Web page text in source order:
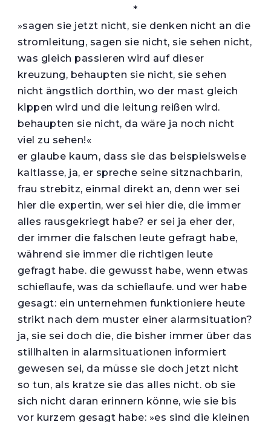
*
»sagen sie jetzt nicht, sie denken nicht an die
stromleitung, sagen sie nicht, sie sehen nicht,
was gleich passieren wird auf dieser
kreuzung, behaupten sie nicht, sie sehen
nicht ängstlich dorthin, wo der mast gleich
kippen wird und die leitung reißen wird.
behaupten sie nicht, da wäre ja noch nicht
viel zu sehen!«
er glaube kaum, dass sie das beispielsweise
kaltlasse, ja, er spreche seine sitznachbarin,
frau strebitz, einmal direkt an, denn wer sei
hier die expertin, wer sei hier die, die immer
alles rausgekriegt habe? er sei ja eher der,
der immer die falschen leute gefragt habe,
während sie immer die richtigen leute
gefragt habe. die gewusst habe, wenn etwas
schieﬂaufe, was da schieﬂaufe. und wer habe
gesagt: ein unternehmen funktioniere heute
strikt nach dem muster einer alarmsituation?
ja, sie sei doch die, die bisher immer über das
stillhalten in alarmsituationen informiert
gewesen sei, da müsse sie doch jetzt nicht
so tun, als kratze sie das alles nicht. ob sie
sich nicht daran erinnern könne, wie sie bis
vor kurzem gesagt habe: »es sind die kleinen